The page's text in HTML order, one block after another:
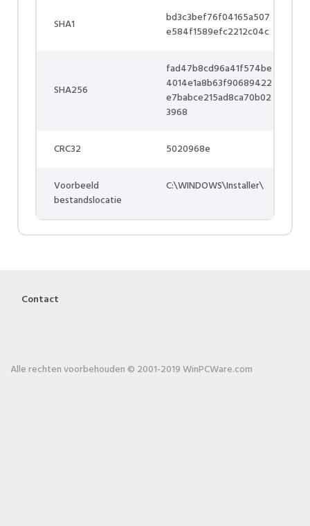
SHA1
bd3c3bef76f04165a507
e584f1589efc2212c04c
SHA256
fad47b8cd96a41f574be
4014e1a8b63f90689422
e7babce215ad8ca70b02
3968
CRC32 5020968e
Voorbeeld
bestandslocatie
C:\WINDOWS\Installer\
Contact
Alle rechten voorbehouden © 2001-2019 WinPCWare.com